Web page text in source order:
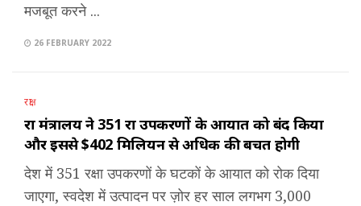
मजबूत करने ...
26 FEBRUARY 2022
रक्षा
रक्षा मंत्रालय ने 351 रक्षा उपकरणों के आयात को बंद किया
और इससे $402 मिलियन से अधिक की बचत होगी
देश में 351 रक्षा उपकरणों के घटकों के आयात को रोक दिया
जाएगा, स्वदेश में उत्पादन पर ज़ोर हर साल लगभग 3,000